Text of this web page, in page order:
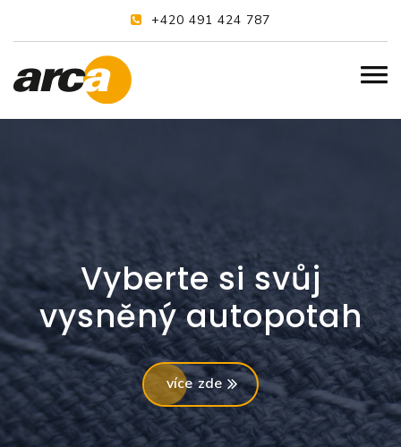
+420 491 424 787
Vyberte si svůj
vysněný autopotah
více zde